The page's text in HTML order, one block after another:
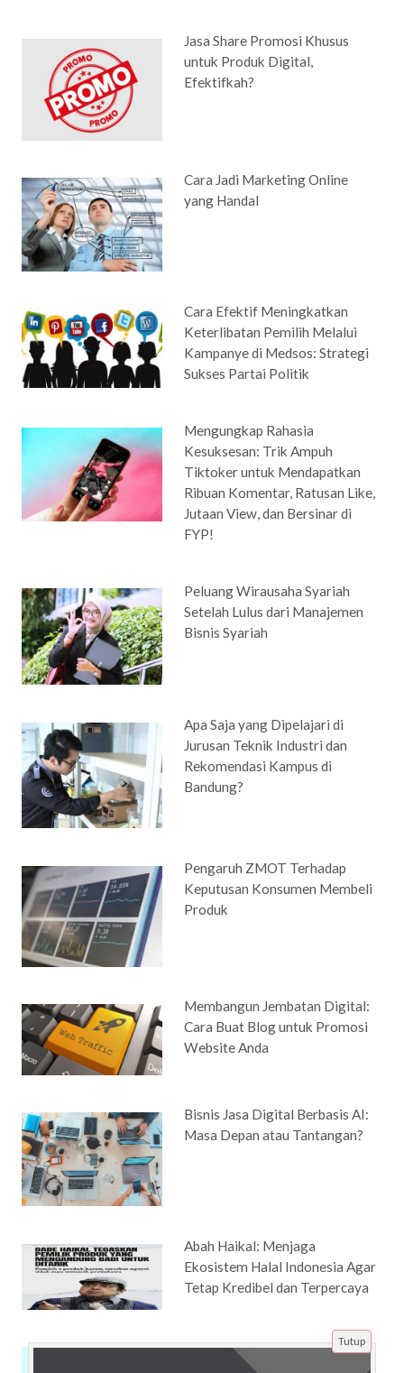
Jasa Share Promosi Khusus
untuk Produk Digital,
Efektifkah?
Cara Jadi Marketing Online
yang Handal
Cara Efektif Meningkatkan
Keterlibatan Pemilih Melalui
Kampanye di Medsos: Strategi
Sukses Partai Politik
Mengungkap Rahasia
Kesuksesan: Trik Ampuh
Tiktoker untuk Mendapatkan
Ribuan Komentar, Ratusan Like,
Jutaan View, dan Bersinar di
FYP!
Peluang Wirausaha Syariah
Setelah Lulus dari Manajemen
Bisnis Syariah
Apa Saja yang Dipelajari di
Jurusan Teknik Industri dan
Rekomendasi Kampus di
Bandung?
Pengaruh ZMOT Terhadap
Keputusan Konsumen Membeli
Produk
Membangun Jembatan Digital:
Cara Buat Blog untuk Promosi
Website Anda
Bisnis Jasa Digital Berbasis AI:
Masa Depan atau Tantangan?
Abah Haikal: Menjaga
Ekosistem Halal Indonesia Agar
Tetap Kredibel dan Terpercaya
Produk UMKM Unggulan yang
Tutup